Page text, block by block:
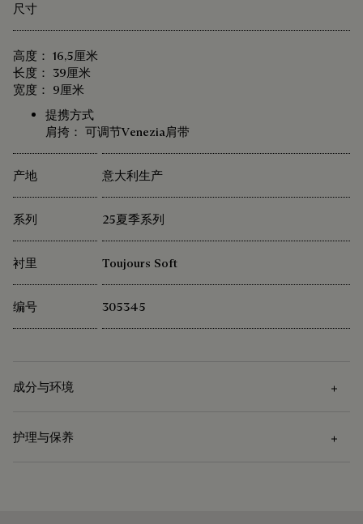
尺寸
高度： 16,5厘米
长度： 39厘米
宽度： 9厘米
提携方式
肩挎： 可调节Venezia肩带
产地 意大利生产
系列 25夏季系列
衬里 Toujours Soft
编号 305345
成分与环境
护理与保养